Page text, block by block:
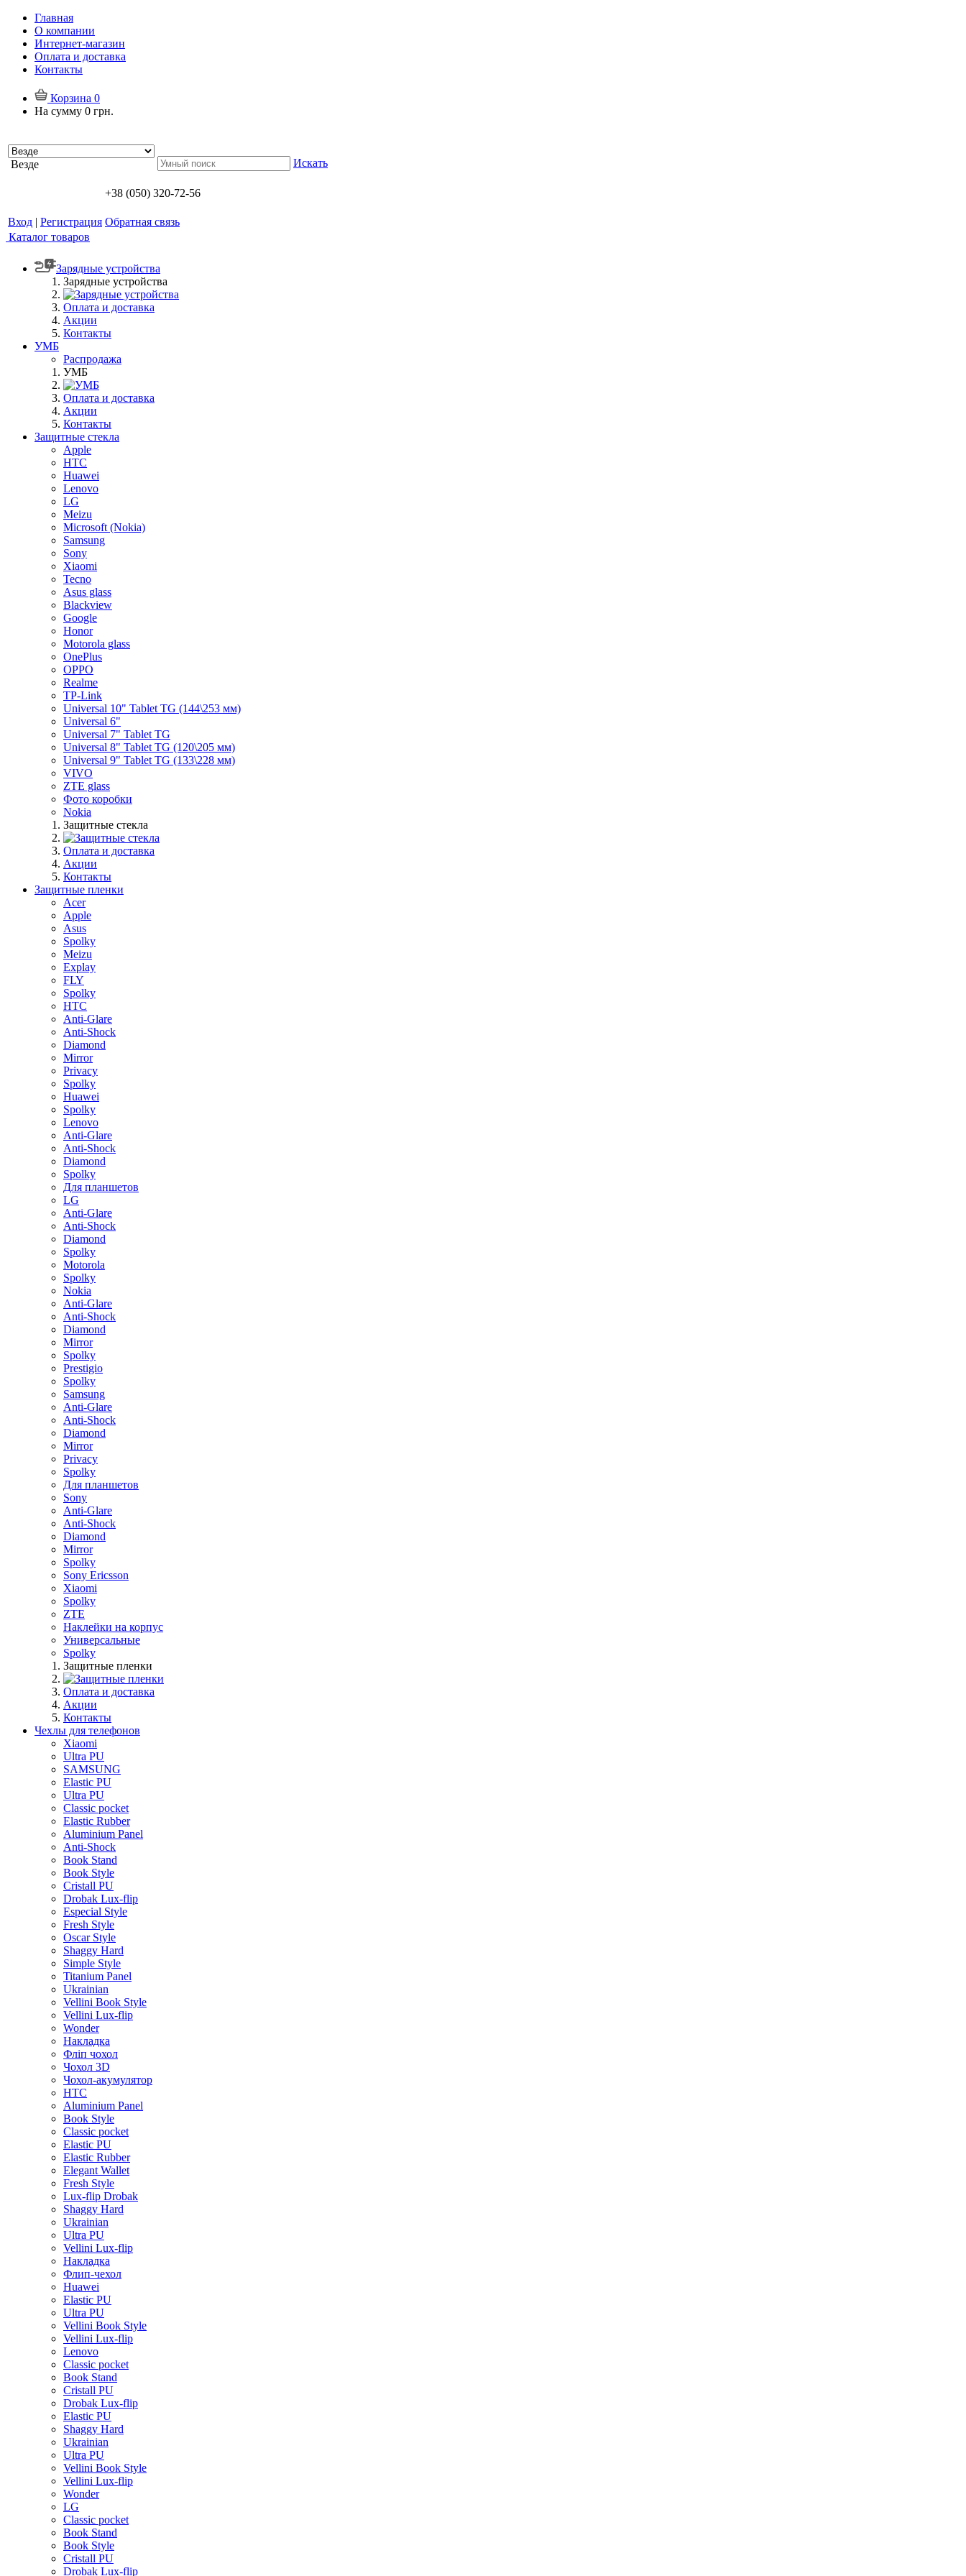
Главная
О компании
Интернет-магазин
Оплата и доставка
Контакты
Корзина 0
На сумму 0 грн.
Везде Искать
+38 (050) 320-72-56
Вход | Регистрация Обратная связь
Каталог товаров
Зарядные устройства
Зарядные устройства
Оплата и доставка
Акции
Контакты
УМБ
Распродажа
УМБ
Оплата и доставка
Акции
Контакты
Защитные стекла
Apple
HTC
Huawei
Lenovo
LG
Meizu
Microsoft (Nokia)
Samsung
Sony
Xiaomi
Tecno
Asus glass
Blackview
Google
Honor
Motorola glass
OnePlus
OPPO
Realme
TP-Link
Universal 10" Tablet TG (144\253 мм)
Universal 6"
Universal 7" Tablet TG
Universal 8" Tablet TG (120\205 мм)
Universal 9" Tablet TG (133\228 мм)
VIVO
ZTE glass
Фото коробки
Nokia
Защитные стекла
Оплата и доставка
Акции
Контакты
Защитные пленки
Acer
Apple
Asus
Spolky
Meizu
Explay
FLY
Spolky
HTC
Anti-Glare
Anti-Shock
Diamond
Mirror
Privacy
Spolky
Huawei
Spolky
Lenovo
Anti-Glare
Anti-Shock
Diamond
Spolky
Для планшетов
LG
Anti-Glare
Anti-Shock
Diamond
Spolky
Motorola
Spolky
Nokia
Anti-Glare
Anti-Shock
Diamond
Mirror
Spolky
Prestigio
Spolky
Samsung
Anti-Glare
Anti-Shock
Diamond
Mirror
Privacy
Spolky
Для планшетов
Sony
Anti-Glare
Anti-Shock
Diamond
Mirror
Spolky
Sony Ericsson
Xiaomi
Spolky
ZTE
Наклейки на корпус
Универсальные
Spolky
Защитные пленки
Оплата и доставка
Акции
Контакты
Чехлы для телефонов
Xiaomi
Ultra PU
SAMSUNG
Elastic PU
Ultra PU
Classic pocket
Elastic Rubber
Aluminium Panel
Anti-Shock
Book Stand
Book Style
Cristall PU
Drobak Lux-flip
Especial Style
Fresh Style
Oscar Style
Shaggy Hard
Simple Style
Titanium Panel
Ukrainian
Vellini Book Style
Vellini Lux-flip
Wonder
Накладка
Фліп чохол
Чохол 3D
Чохол-акумулятор
HTC
Aluminium Panel
Book Style
Classic pocket
Elastic PU
Elastic Rubber
Elegant Wallet
Fresh Style
Lux-flip Drobak
Shaggy Hard
Ukrainian
Ultra PU
Vellini Lux-flip
Накладка
Флип-чехол
Huawei
Elastic PU
Ultra PU
Vellini Book Style
Vellini Lux-flip
Lenovo
Classic pocket
Book Stand
Cristall PU
Drobak Lux-flip
Elastic PU
Shaggy Hard
Ukrainian
Ultra PU
Vellini Book Style
Vellini Lux-flip
Wonder
LG
Classic pocket
Book Stand
Book Style
Cristall PU
Drobak Lux-flip